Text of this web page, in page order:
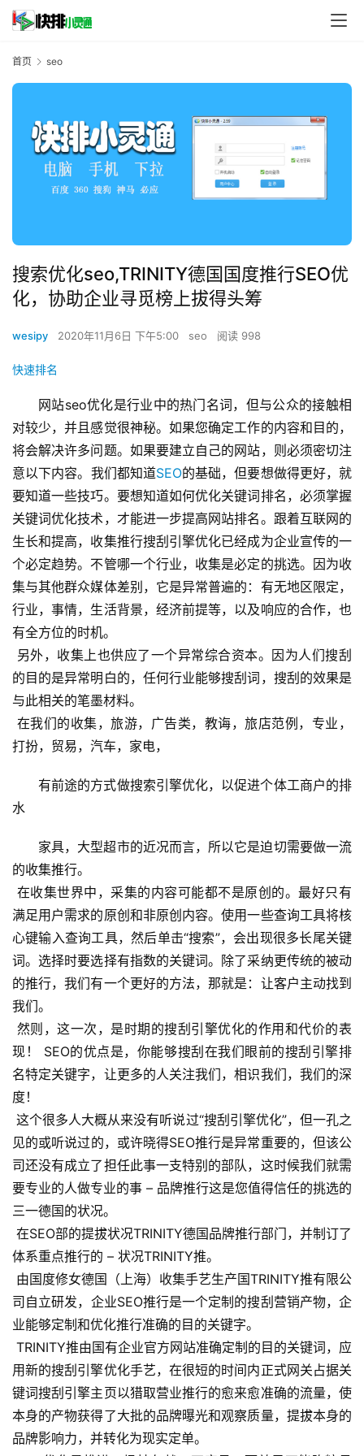
首页 seo
搜索优化seo,TRINITY德国国度推行SEO优
化，协助企业寻觅榜上拔得头筹
wesipy 2020年11月6日 下午5:00 seo 阅读 998
快速排名
网站seo优化是行业中的热门名词，但与公众的接触相
对较少，并且感觉很神秘。如果您确定工作的内容和目的，
将会解决许多问题。如果要建立自己的网站，则必须密切注
意以下内容。我们都知道SEO的基础，但要想做得更好，就
要知道一些技巧。要想知道如何优化关键词排名，必须掌握
关键词优化技术，才能进一步提高网站排名。跟着互联网的
生长和提高，收集推行搜刮引擎优化已经成为企业宣传的一
个必定趋势。不管哪一个行业，收集是必定的挑选。因为收
集与其他群众媒体差别，它是异常普遍的：有无地区限定，
行业，事情，生活背景，经济前提等，以及响应的合作，也
有全方位的时机。
的目的是异常明白的，任何行业能够搜刮词，搜刮的效果是
与此相关的笔墨材料。
打扮，贸易，汽车，家电，
有前途的方式做搜索引擎优化，以促进个体工商户的排
水
家具，大型超市的近况而言，所以它是迫切需要做一流
的收集推行。
满足用户需求的原创和非原创内容。使用一些查询工具将核
心键输入查询工具，然后单击“搜索”，会出现很多长尾关键
词。选择时要选择有指数的关键词。除了采纳更传统的被动
的推行，我们有一个更好的方法，那就是：让客户主动找到
我们。
现！ SEO的优点是，你能够搜刮在我们眼前的搜刮引擎排
名特定关键字，让更多的人关注我们，相识我们，我们的深
度！
这个很多人大概从来没有听说过“搜刮引擎优化”，但一孔之
见的或听说过的，或许晓得SEO推行是异常重要的，但该公
司还没有成立了担任此事一支特别的部队，这时候我们就需
要专业的人做专业的事 – 品牌推行这是您值得信任的挑选的
三一德国的状况。
体系重点推行的 – 状况TRINITY推。
司自立研发，企业SEO推行是一个定制的搜刮营销产物，企
业能够定制和优化推行准确的目的关键字。
用新的搜刮引擎优化手艺，在很短的时间内正式网关占据关
键词搜刮引擎主页以猎取营业推行的愈来愈准确的流量，使
本身的产物获得了大批的品牌曝光和观察质量，提拔本身的
品牌影响力，并转化为现实定单。